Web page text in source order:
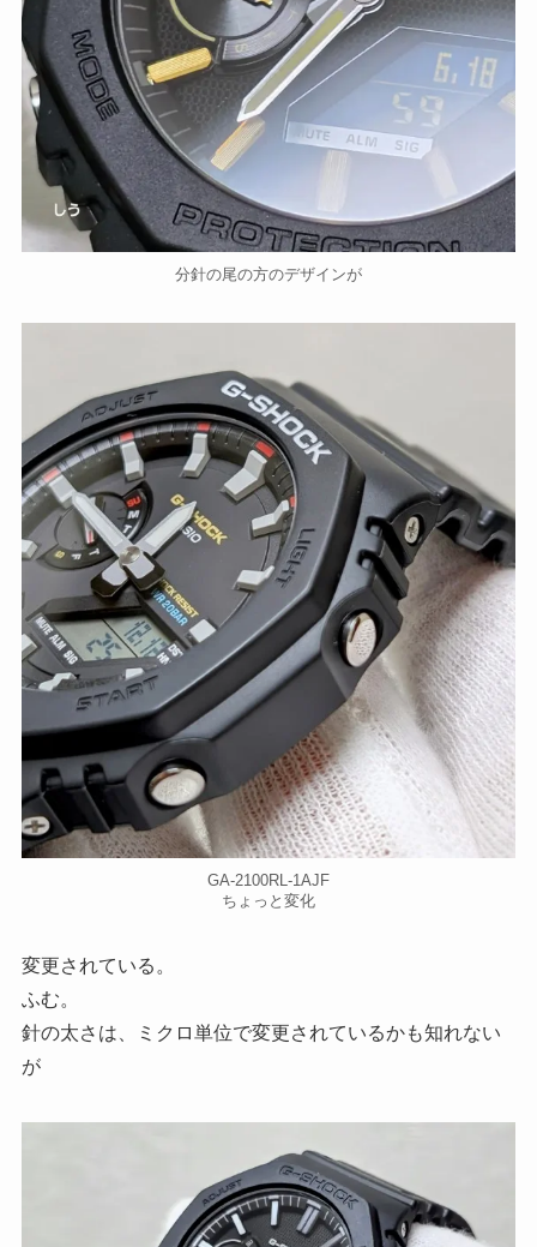
分針の尾の方のデザインが
GA-2100RL-1AJF
ちょっと変化
変更されている。
ふむ。
針の太さは、ミクロ単位で変更されているかも知れない
が